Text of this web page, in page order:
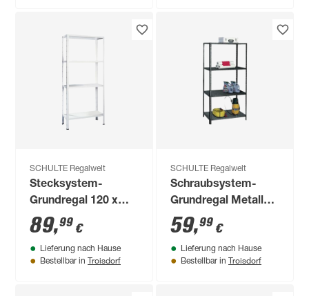
SCHULTE Regalwelt
Stecksystem-
Grundregal 120 x
180 x 50 cm
89,99 €
Lieferung nach Hause
Bestellbar in Troisdorf
SCHULTE Regalwelt
Schraubsystem-
Grundregal Metall
100 x 200 x 35 cm
59,99 €
Lieferung nach Hause
Bestellbar in Troisdorf